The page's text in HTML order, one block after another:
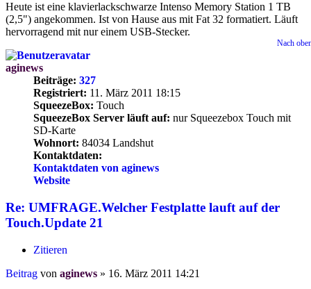
Heute ist eine klavierlackschwarze Intenso Memory Station 1 TB
(2,5") angekommen. Ist von Hause aus mit Fat 32 formatiert. Läuft
hervorragend mit nur einem USB-Stecker.
Nach
aginews
Beiträge: 327
Registriert: 11. März 2011 18:15
SqueezeBox: Touch
SqueezeBox Server läuft auf: nur Squeezebox Touch mit
SD-Karte
Wohnort: 84034 Landshut
Kontaktdaten:
Kontaktdaten von aginews
Website
Re: UMFRAGE.Welcher Festplatte lauft auf der
Touch.Update 21
Zitieren
Beitrag von aginews » 16. März 2011 14:21